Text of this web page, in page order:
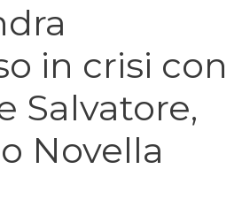
in crisi con
Salvatore,
Novella